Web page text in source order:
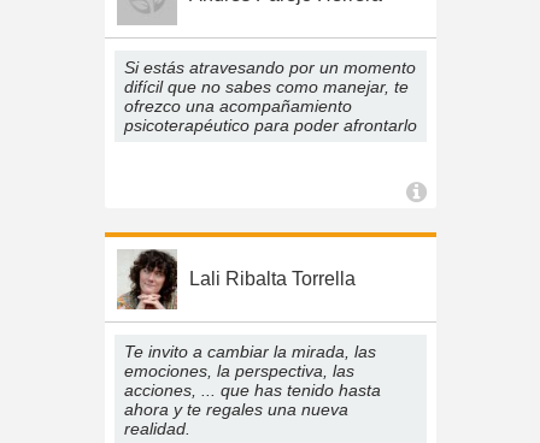
Si estás atravesando por un momento
difícil que no sabes como manejar, te
ofrezco una acompañamiento
psicoterapéutico para poder afrontarlo
Lali Ribalta Torrella
Te invito a cambiar la mirada, las
emociones, la perspectiva, las
acciones, ... que has tenido hasta
ahora y te regales una nueva
realidad.